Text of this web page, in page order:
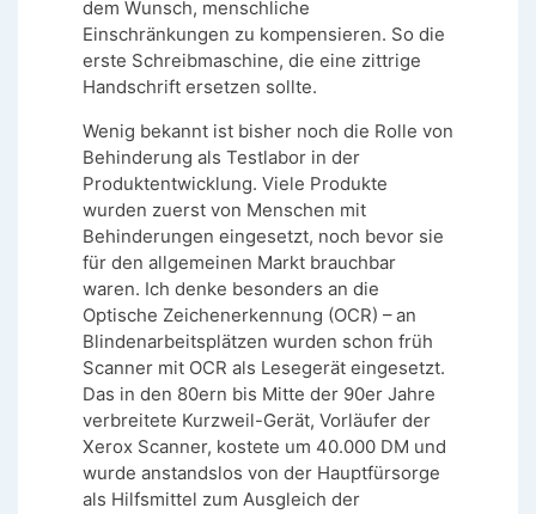
dem Wunsch, menschliche
Einschränkungen zu kompensieren. So die
erste Schreibmaschine, die eine zittrige
Handschrift ersetzen sollte.
Wenig bekannt ist bisher noch die Rolle von
Behinderung als Testlabor in der
Produktentwicklung. Viele Produkte
wurden zuerst von Menschen mit
Behinderungen eingesetzt, noch bevor sie
für den allgemeinen Markt brauchbar
waren. Ich denke besonders an die
Optische Zeichenerkennung (OCR) – an
Blindenarbeitsplätzen wurden schon früh
Scanner mit OCR als Lesegerät eingesetzt.
Das in den 80ern bis Mitte der 90er Jahre
verbreitete Kurzweil-Gerät, Vorläufer der
Xerox Scanner, kostete um 40.000 DM und
wurde anstandslos von der Hauptfürsorge
als Hilfsmittel zum Ausgleich der